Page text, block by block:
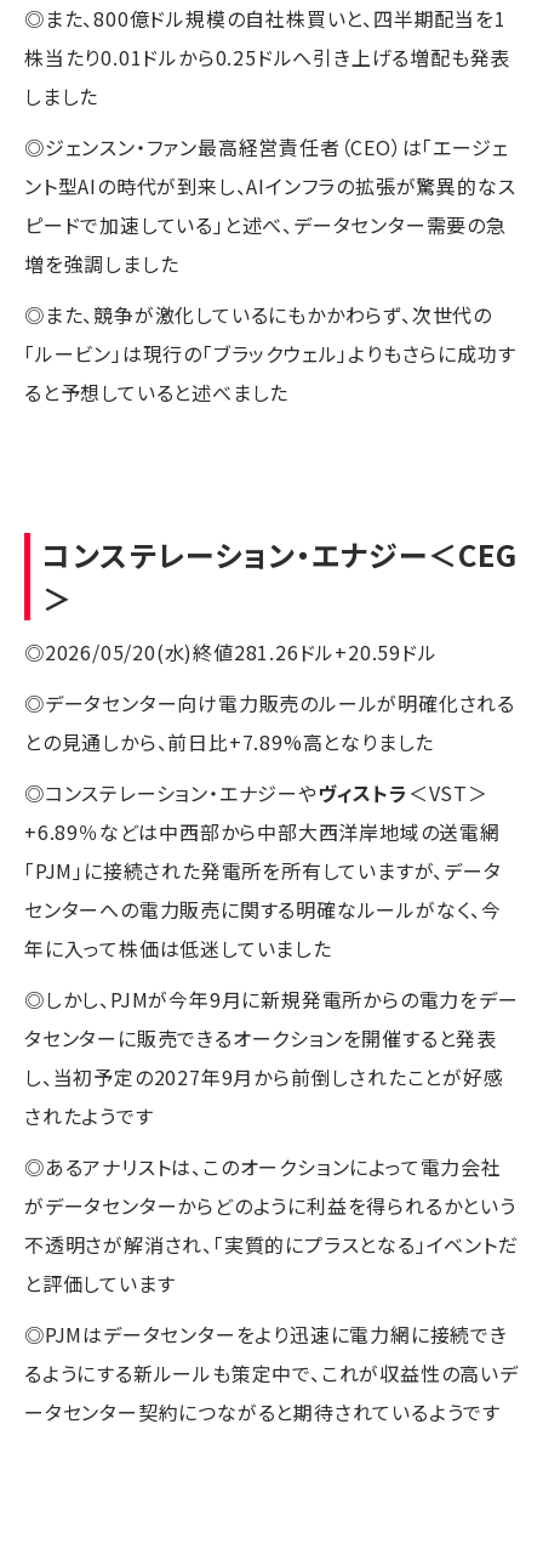
◎また、800億ドル規模の自社株買いと、四半期配当を1
株当たり0.01ドルから0.25ドルへ引き上げる増配も発表
しました
◎ジェンスン・ファン最高経営責任者（CEO）は「エージェ
ント型AIの時代が到来し、AIインフラの拡張が驚異的なス
ピードで加速している」と述べ、データセンター需要の急
増を強調しました
◎また、競争が激化しているにもかかわらず、次世代の
「ルービン」は現行の「ブラックウェル」よりもさらに成功す
ると予想していると述べました
コンステレーション・エナジー＜CEG
＞
◎2026/05/20(水)終値281.26ドル+20.59ドル
◎データセンター向け電力販売のルールが明確化される
との見通しから、前日比+7.89%高となりました
◎コンステレーション・エナジーやヴィストラ ＜VST＞
+6.89％などは中西部から中部大西洋岸地域の送電網
「PJM」に接続された発電所を所有していますが、データ
センターへの電力販売に関する明確なルールがなく、今
年に入って株価は低迷していました
◎しかし、PJMが今年9月に新規発電所からの電力をデー
タセンターに販売できるオークションを開催すると発表
し、当初予定の2027年9月から前倒しされたことが好感
されたようです
◎あるアナリストは、このオークションによって電力会社
がデータセンターからどのように利益を得られるかという
不透明さが解消され、「実質的にプラスとなる」イベントだ
と評価しています
◎PJMはデータセンターをより迅速に電力網に接続でき
るようにする新ルールも策定中で、これが収益性の高いデ
ータセンター契約につながると期待されているようです